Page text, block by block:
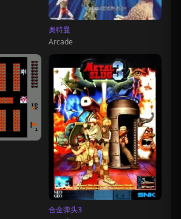
奥特曼
Arcade
合金弹头3